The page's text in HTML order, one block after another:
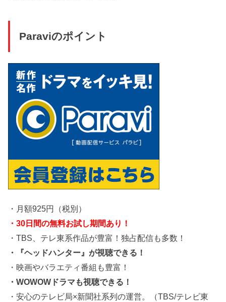
Paraviのポイント
・月額925円（税別）
・30日間の無料お試し期間あり！
・TBS、テレ東系作品が豊富！独占配信も多数！
・『ヘッドハンター』が視聴できる！
・映画やバラエティ番組も豊富！
・WOWOWドラマも視聴できる！
・安心のテレビ局×新聞社系列の運営。（TBS/テレビ東